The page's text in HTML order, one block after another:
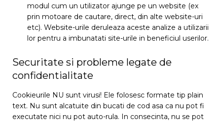
modul cum un utilizator ajunge pe un website (ex
prin motoare de cautare, direct, din alte website-uri
etc). Website-urile deruleaza aceste analize a utilizarii
lor pentru a imbunatati site-urile in beneficiul userilor.
Securitate si probleme legate de
confidentialitate
Cookieurile NU sunt virusi! Ele folosesc formate tip plain
text. Nu sunt alcatuite din bucati de cod asa ca nu pot fi
executate nici nu pot auto-rula. In consecinta, nu se pot